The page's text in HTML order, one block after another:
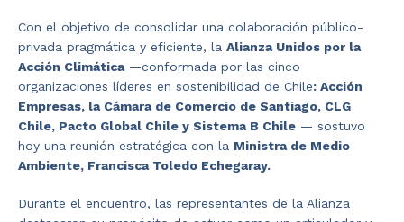
Con el objetivo de consolidar una colaboración público-
privada pragmática y eficiente, la Alianza Unidos por la
Acción Climática—conformada por las cinco
organizaciones líderes en sostenibilidad de Chile: Acción
Empresas, la Cámara de Comercio de Santiago, CLG
Chile, Pacto Global Chile y Sistema B Chile — sostuvo
hoy una reunión estratégica con la Ministra de Medio
Ambiente, Francisca Toledo Echegaray.
Durante el encuentro, las representantes de la Alianza